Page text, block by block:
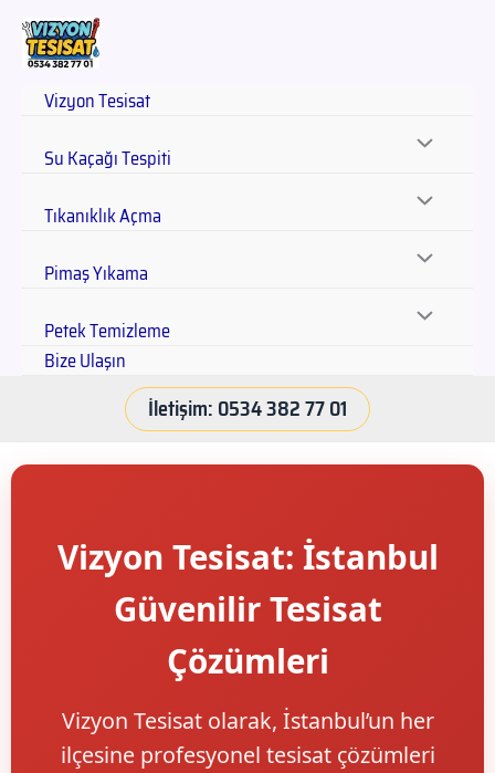
Vizyon Tesisat
Su Kaçağı Tespiti
Tıkanıklık Açma
Pimaş Yıkama
Petek Temizleme
Bize Ulaşın
İletişim: 0534 382 77 01
Vizyon Tesisat: İstanbul
Güvenilir Tesisat
Çözümleri
Vizyon Tesisat olarak, İstanbul’un her
ilçesine profesyonel tesisat çözümleri